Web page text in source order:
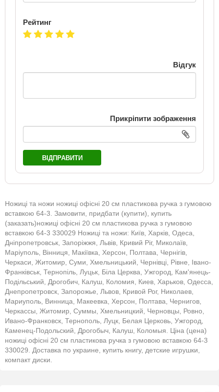
Рейтинг
Відгук
Прикріпити зображення
ВІДПРАВИТИ
Ножиці та ножи ножиці офісні 20 см пластикова ручка з гумовою
вставкою 64-3. Замовити, придбати (купити), купить
(заказать)ножиці офісні 20 см пластикова ручка з гумовою
вставкою 64-3 330029 Ножиці та ножи: Київ, Харків, Одеса,
Дніпропетровськ, Запоріжжя, Львів, Кривий Ріг, Миколаїв,
Маріуполь, Вінниця, Макіївка, Херсон, Полтава, Чернігів,
Черкаси, Житомир, Суми, Хмельницький, Чернівці, Рівне, Івано-
Франківськ, Тернопіль, Луцьк, Біла Церква, Ужгород, Кам'янець-
Подільський, Дрогобич, Калуш, Коломия, Киев, Харьков, Одесса,
Днепропетровск, Запорожье, Львов, Кривой Рог, Николаев,
Мариуполь, Винница, Макеевка, Херсон, Полтава, Чернигов,
Черкассы, Житомир, Суммы, Хмельницкий, Черновцы, Ровно,
Ивано-Франковск, Тернополь, Луцк, Белая Церковь, Ужгород,
Каменец-Подольский, Дрогобыч, Калуш, Коломыя. Ціна (цена)
ножиці офісні 20 см пластикова ручка з гумовою вставкою 64-3
330029. Доставка по украине, купить книгу, детские игрушки,
компакт диски.